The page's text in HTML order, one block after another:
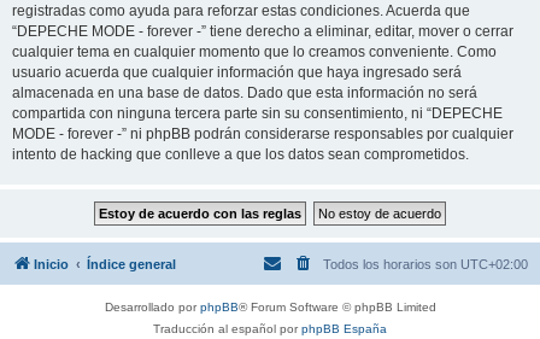
registradas como ayuda para reforzar estas condiciones. Acuerda que
“DEPECHE MODE - forever -” tiene derecho a eliminar, editar, mover o cerrar
cualquier tema en cualquier momento que lo creamos conveniente. Como
usuario acuerda que cualquier información que haya ingresado será
almacenada en una base de datos. Dado que esta información no será
compartida con ninguna tercera parte sin su consentimiento, ni “DEPECHE
MODE - forever -” ni phpBB podrán considerarse responsables por cualquier
intento de hacking que conlleve a que los datos sean comprometidos.
Inicio Índice general Todos los horarios son UTC+02:00
Desarrollado porphpBB® Forum Software © phpBB Limited
Traducción al español porphpBB España